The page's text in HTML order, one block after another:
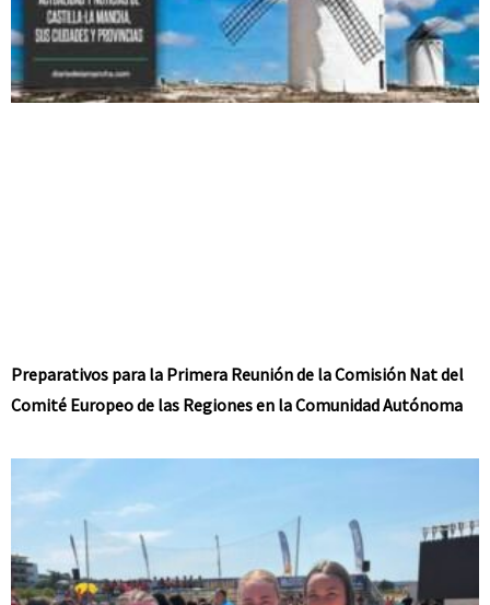
Preparativos para la Primera Reunión de la Comisión Nat del
Comité Europeo de las Regiones en la Comunidad Autónoma